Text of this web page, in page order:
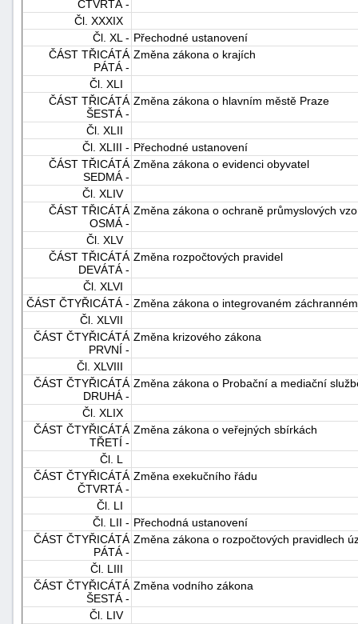
ČTVRTÁ -
Čl. XXXIX
Čl. XL - Přechodné ustanovení
ČÁST TŘICÁTÁ
PÁTÁ -
Změna zákona o krajích
Čl. XLI
ČÁST TŘICÁTÁ
ŠESTÁ -
Změna zákona o hlavním městě Praze
Čl. XLII
Čl. XLIII - Přechodné ustanovení
ČÁST TŘICÁTÁ
SEDMÁ -
Změna zákona o evidenci obyvatel
Čl. XLIV
ČÁST TŘICÁTÁ
OSMÁ -
Změna zákona o ochraně průmyslových
Čl. XLV
ČÁST TŘICÁTÁ
DEVÁTÁ -
Změna rozpočtových pravidel
Čl. XLVI
ČÁST ČTYŘICÁTÁ - Změna zákona o integrovaném
Čl. XLVII
ČÁST ČTYŘICÁTÁ
PRVNÍ -
Změna krizového zákona
Čl. XLVIII
ČÁST ČTYŘICÁTÁ
DRUHÁ -
Změna zákona o Probační a mediační
Čl. XLIX
ČÁST ČTYŘICÁTÁ
TŘETÍ -
Změna zákona o veřejných sbírkách
Čl. L
ČÁST ČTYŘICÁTÁ
ČTVRTÁ -
Změna exekučního řádu
Čl. LI
Čl. LII - Přechodná ustanovení
ČÁST ČTYŘICÁTÁ
PÁTÁ -
Změna zákona o rozpočtových pravidlech
Čl. LIII
ČÁST ČTYŘICÁTÁ
ŠESTÁ -
Změna vodního zákona
Čl. LIV